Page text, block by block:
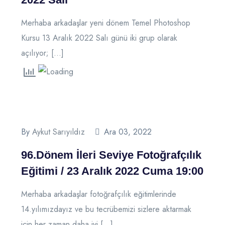
Merhaba arkadaşlar yeni dönem Temel Photoshop
Kursu 13 Aralık 2022 Salı günü iki grup olarak
açılıyor; […]
By Aykut Sarıyıldız Ara 03, 2022
96.Dönem İleri Seviye Fotoğrafçılık
Eğitimi / 23 Aralık 2022 Cuma 19:00
Merhaba arkadaşlar fotoğrafçılık eğitimlerinde
14.yılımızdayız ve bu tecrübemizi sizlere aktarmak